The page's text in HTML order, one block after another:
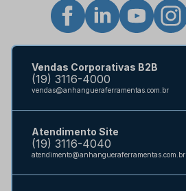
Vendas Corporativas B2B
(19) 3116-4000
vendas@anhangueraferramentas.com.br
Atendimento Site
(19) 3116-4040
atendimento@anhangueraferramentas.com.br